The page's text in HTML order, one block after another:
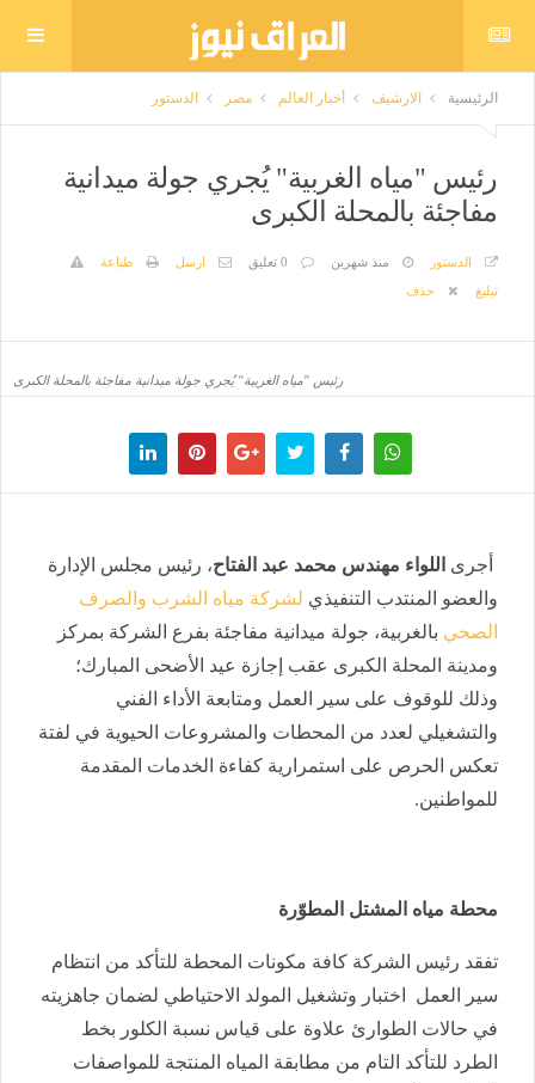
الرئيسية الارشيف أخبار العالم مصر الدستور
​رئيس "مياه الغربية" يُجري جولة ميدانية
مفاجئة بالمحلة الكبرى
الدستور منذ شهرين 0 تعليق ارسل
طباعة
تبليغ
حذف
​رئيس "مياه الغربية" يُجري جولة ميدانية مفاجئة بالمحلة الكبرى
أجرى اللواء مهندس محمد عبد الفتاح، رئيس مجلس الإدارة
والعضو المنتدب التنفيذي لشركة مياه الشرب والصرف
الصحي بالغربية، جولة ميدانية مفاجئة بفرع الشركة بمركز
ومدينة المحلة الكبرى عقب إجازة عيد الأضحى المبارك؛
وذلك للوقوف على سير العمل ومتابعة الأداء الفني
والتشغيلي لعدد من المحطات والمشروعات الحيوية ​في لفتة
تعكس الحرص على استمرارية كفاءة الخدمات المقدمة
للمواطنين.
محطة مياه المشتل المطوّرة
​تفقد رئيس الشركة كافة مكونات المحطة للتأكد من انتظام
سير العمل ​اختبار وتشغيل المولد الاحتياطي لضمان جاهزيته
في حالات الطوارئ علاوة على ​قياس نسبة الكلور بخط
الطرد للتأكد التام من مطابقة المياه المنتجة للمواصفات